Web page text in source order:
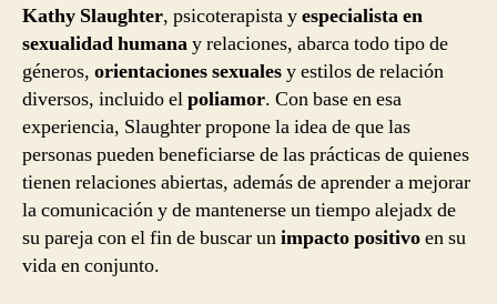
Kathy Slaughter, psicoterapista yespecialista en
sexualidad humanay relaciones, abarca todo tipo de
géneros, orientaciones sexualesy estilos de relación
diversos, incluido elpoliamor. Con base en esa
experiencia, Slaughter propone la idea de que las
personas pueden beneficiarse de las prácticas de quienes
tienen relaciones abiertas, además de aprender a mejorar
la comunicación y de mantenerse un tiempo alejadx de
su pareja con el fin de buscar unimpacto positivoen su
vida en conjunto.